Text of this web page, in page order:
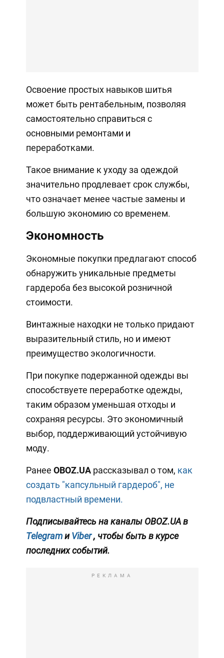
Освоение простых навыков шитья
может быть рентабельным, позволяя
самостоятельно справиться с
основными ремонтами и
переработками.
Такое внимание к уходу за одеждой
значительно продлевает срок службы,
что означает менее частые замены и
большую экономию со временем.
Экономность
Экономные покупки предлагают способ
обнаружить уникальные предметы
гардероба без высокой розничной
стоимости.
Винтажные находки не только придают
выразительный стиль, но и имеют
преимущество экологичности.
При покупке подержанной одежды вы
способствуете переработке одежды,
таким образом уменьшая отходы и
сохраняя ресурсы. Это экономичный
выбор, поддерживающий устойчивую
моду.
Ранее OBOZ.UAрассказывал о том, как
создать "капсульный гардероб", не
подвластный времени.
Подписывайтесь на каналы OBOZ.UA в
Telegram и Viber , чтобы быть в курсе
последних событий.
РЕКЛАМА